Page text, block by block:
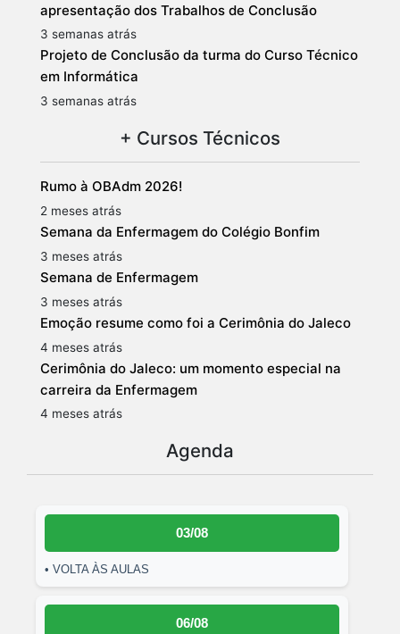
apresentação dos Trabalhos de Conclusão
3 semanas atrás
Projeto de Conclusão da turma do Curso Técnico
em Informática
3 semanas atrás
+ Cursos Técnicos
Rumo à OBAdm 2026!
2 meses atrás
Semana da Enfermagem do Colégio Bonfim
3 meses atrás
Semana de Enfermagem
3 meses atrás
Emoção resume como foi a Cerimônia do Jaleco
4 meses atrás
Cerimônia do Jaleco: um momento especial na
carreira da Enfermagem
4 meses atrás
Agenda
03/08
• VOLTA ÀS AULAS
06/08